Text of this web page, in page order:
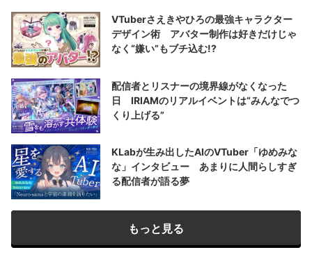
VTuberさえきやひろの最強キャラクター
デザイン術 アバター制作は好きだけじゃ
なく“嫌い”もブチ込む!?
配信者とリスナーの境界線がなくなった
日 IRIAMのリアルイベントは“みんなでつ
くり上げる”
KLabが生み出したAIのVTuber「ゆめみな
な」インタビュー あまりに人間らしすぎ
る配信者が語る夢
もっと見る